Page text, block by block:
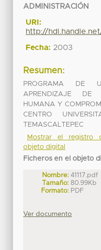
ADMINISTRACIÓN
URI:
http://
Fecha: 2003
Resumen:
PROGRAMA DE
APRENDIZAJE DE
HUMANA Y
CENTRO
TEMASCALTEPEC
Mostrar el registro
objeto digital
Ficheros en el objeto
Nombre: 41117.pdf
Tamaño: 80.99Kb
Formato: PDF
Ver documento